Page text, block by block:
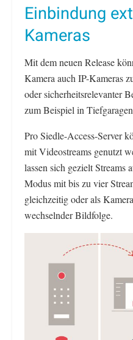
Einbindung
Kameras
Mit dem neuen Release
Kamera auch IP-Kameras
oder sicherheitsrelevanter
zum Beispiel in
Pro Siedle-Access-Server
mit Videostreams genutzt
lassen sich gezielt Streams
Modus mit bis zu vier
gleichzeitig oder als
wechselnder Bildfolge.